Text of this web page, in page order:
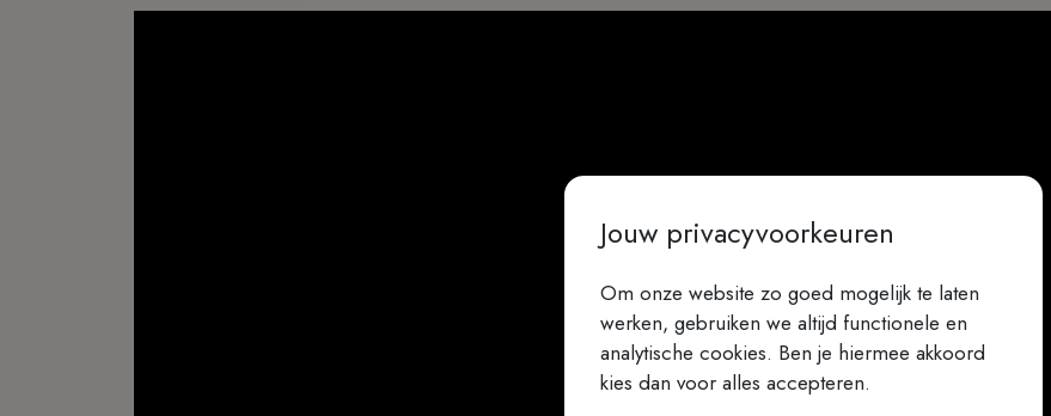
Jouw privacyvoorkeuren
Om onze website zo goed mogelijk te laten
werken, gebruiken we altijd functionele en
analytische cookies. Ben je hiermee akkoord
kies dan voor alles accepteren.